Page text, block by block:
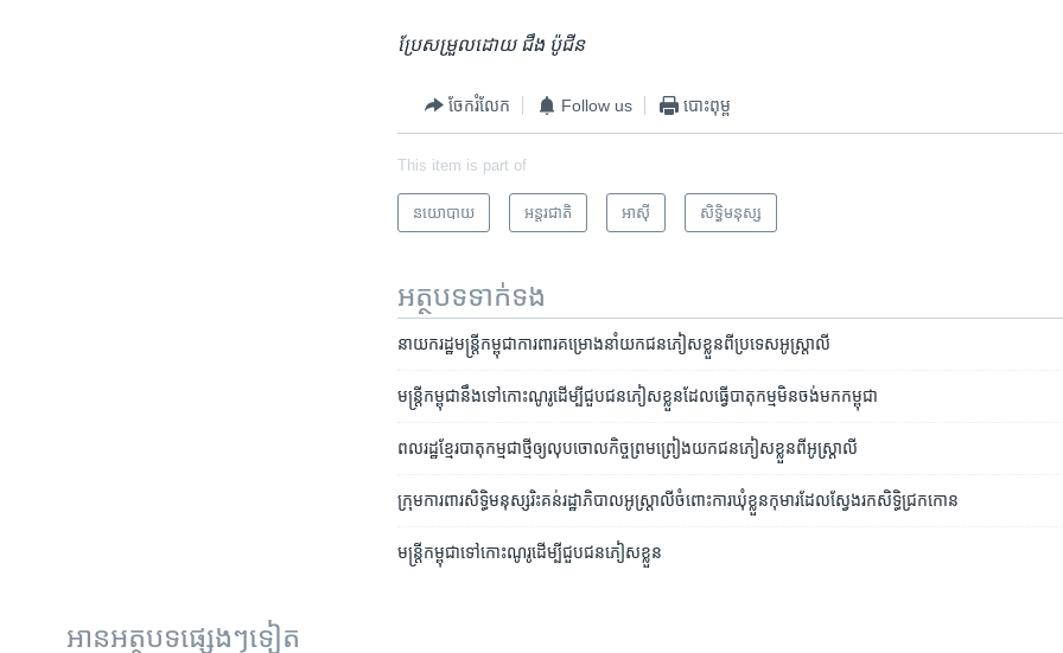
ប្រែ​សម្រួល​ដោយ ​ជឹង ​ប៉ូជីន​
ចែករំលែក Follow us បោះពុម្ព
This item is part of
នយោបាយ អន្តរជាតិ អាស៊ី សិទ្ធិ​មនុស្ស
អត្ថបទ​ទាក់ទង
នាយក​រដ្ឋ​មន្ត្រី​កម្ពុជា​ការពារ​គម្រោង​នាំ​យក​ជន​ភៀស​ខ្លួន​ពី​ប្រទេស​អូស្ត្រាលី
មន្រ្តី​កម្ពុជា​នឹង​ទៅ​កោះ​ណូរូ​ដើម្បី​ជួប​ជន​ភៀស​ខ្លួន​ដែល​ធ្វើ​បាតុកម្ម​មិន​ចង់​មក​កម្ពុជា
ពលរដ្ឋខ្មែរ​បាតុកម្ម​ជាថ្មី​ឲ្យ​លុបចោល​កិច្ច​ព្រមព្រៀង​យក​ជន​ភៀស​ខ្លួន​ពី​អូស្ត្រាលី
ក្រុម​ការពារ​សិទ្ធិមនុស្ស​រិះគន់​រដ្ឋាភិបាល​អូស្រ្តាលី​ចំពោះ​ការ​ឃុំខ្លួន​កុមារ​ដែល​ស្វែង​រកសិទ្ធិ​ជ្រក​កោន
មន្ត្រី​កម្ពុជា​ទៅកោះណូរូ​ដើម្បី​ជួប​ជនភៀសខ្លួន
អានអត្ថបទផ្សេងៗទៀត